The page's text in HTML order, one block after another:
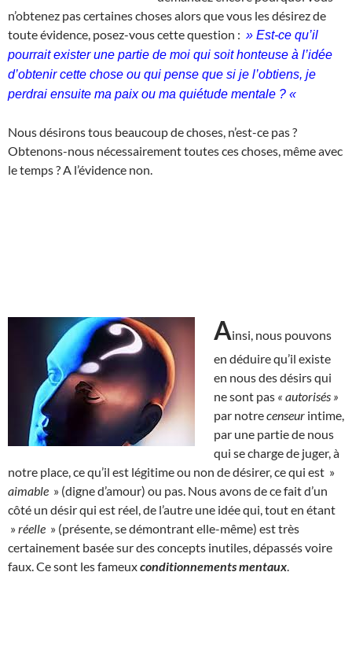
n’obtenez pas certaines choses alors que vous les désirez de
toute évidence, posez-vous cette question : » Est-ce qu’il
pourrait exister une partie de moi qui soit honteuse à l’idée
d’obtenir cette chose ou qui pense que si je l’obtiens, je
perdrai ensuite ma paix ou ma quiétude mentale ? «
Nous désirons tous beaucoup de choses, n’est-ce pas ?
Obtenons-nous nécessairement toutes ces choses, même avec
le temps ? A l’évidence non.
Ainsi, nous pouvons
en déduire qu’il existe
en nous des désirs qui
ne sont pas « autorisés »
par notrecenseur intime,
par une partie de nous
qui se charge de juger, à
notre place, ce qu’il est légitime ou non de désirer, ce qui est »
aimable » (digne d’amour) ou pas. Nous avons de ce fait d’un
côté un désir qui est réel, de l’autre une idée qui, tout en étant
»réelle » (présente, se démontrant elle-même) est très
certainement basée sur des concepts inutiles, dépassés voire
faux. Ce sont les fameuxconditionnements mentaux